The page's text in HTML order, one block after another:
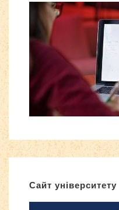
Сайт університету